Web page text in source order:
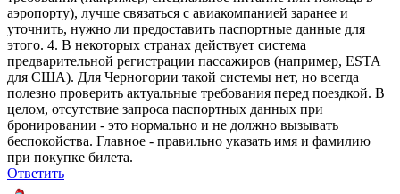
аэропорту), лучше связаться с авиакомпанией заранее и
уточнить, нужно ли предоставить паспортные данные для
этого. 4. В некоторых странах действует система
предварительной регистрации пассажиров (например, ESTA
для США). Для Черногории такой системы нет, но всегда
полезно проверить актуальные требования перед поездкой. В
целом, отсутствие запроса паспортных данных при
бронировании - это нормально и не должно вызывать
беспокойства. Главное - правильно указать имя и фамилию
при покупке билета.
Ответить